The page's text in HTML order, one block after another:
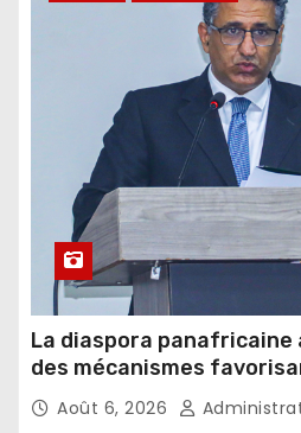
La diaspora panafricaine
des mécanismes
l’investissement dans les
Août 6, 2026